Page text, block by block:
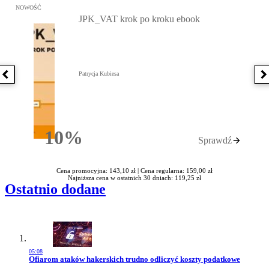
Poprzednia książka
Przejdź do: JPK_VAT krok po kroku ebook, Patrycja Kubiesa -
NOWOŚĆ
10%Rabatu
JPK_VAT krok po kroku ebook
Patrycja Kubiesa
Sprawdź
Cena promocyjna: 143,10 zł | Cena regularna: 159,00 zł
Najniższa cena w ostatnich 30 dniach: 119,25 zł
Ostatnio dodane
05:08
Przejdź do artykułu:
Ofiarom ataków hakerskich trudno odliczyć koszty podatkowe